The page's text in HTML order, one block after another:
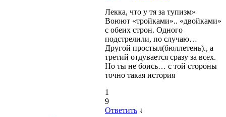
Лекка, что у тя за тупизм»
Воюют «тройками».. «двойками»
с обеих строн. Одного
подстрелили, по случаю…
Другой простыл(бюллетень)., а
третий отдувается сразу за всех.
Но ты не боись… с той стороны
точно такая история
1
9
Ответить ↓